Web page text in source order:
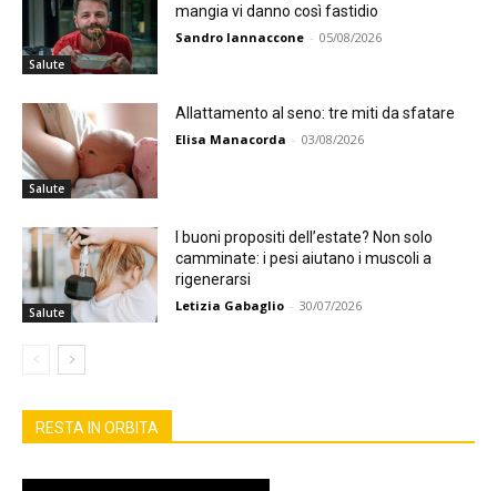
Salute
mangia vi danno così fastidio
Sandro Iannaccone - 05/08/2026
Salute
Allattamento al seno: tre miti da sfatare
Elisa Manacorda - 03/08/2026
Salute
I buoni propositi dell’estate? Non solo
camminate: i pesi aiutano i muscoli a
rigenerarsi
Letizia Gabaglio - 30/07/2026
RESTA IN ORBITA